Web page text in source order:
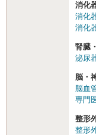
消化
消化
消化
腎臓
泌尿
脳・
脳血
専門
整形
整形